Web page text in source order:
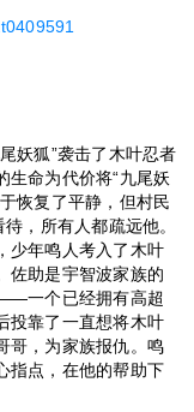
狐”袭击了木叶忍者
生命为代价将“九尾妖
恢复了平静，但村民
，所有人都疏远他。
少年鸣人考入了木叶
佐助是宇智波家族的
一个已经拥有高超
投靠了一直想将木叶
哥，为家族报仇。鸣
指点，在他的帮助下